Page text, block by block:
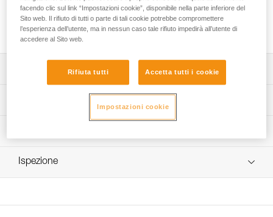
fettucce dell’imbracatura dall’abrasione. È disponibile in tre
colori, per personalizzare i dispositivi e identificare
facilmente i gruppi.
Protegge la muta e le fettucce dell’imbracatura
Estremamente resistente e intercambiabile.
Disponibile in tre colori, per personalizzare i dispositivi e
Dettagli codice
Scarica il pdf technical-notice-protective-seat-CANYON-
1
FAQ
Ispezione
facendo clic sul link “Impostazioni cookie”, disponibile nella parte inferiore del
Sito web. Il rifiuto di tutti o parte di tali cookie potrebbe compromettere
l’esperienza dell’utente, ma in nessun caso tale rifiuto impedirà all’utente di
accedere al Sito web.
Rifiuta tutti Accetta tutti i cookie
Impostazioni cookie